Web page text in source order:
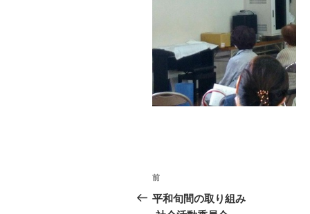
投
稿
前
の
前
平和旬間の取り組み